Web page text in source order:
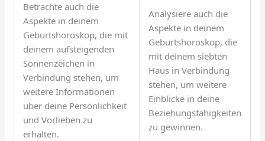
Betrachte auch die
Aspekte in deinem
Geburtshoroskop, die mit
deinem aufsteigenden
Sonnenzeichen in
Verbindung stehen, um
weitere Informationen
über deine Persönlichkeit
und Vorlieben zu
erhalten.
Analysiere auch die
Aspekte in deinem
Geburtshoroskop, die
mit deinem siebten
Haus in Verbindung
stehen, um weitere
Einblicke in deine
Beziehungsfähigkeiten
zu gewinnen.